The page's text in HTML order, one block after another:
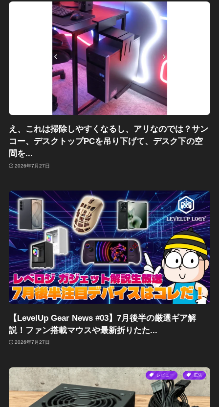
え、これは掃除しやすくなるし、アリなのでは？サン
コー、デスクトップPCを吊り下げて、デスク下の空
間を...
2026年7月27日
【LevelUp Gear News #03】7月後半の厳選ギア解
説！ファン搭載マウスや最新折りたた...
2026年7月27日
レビュー 広告